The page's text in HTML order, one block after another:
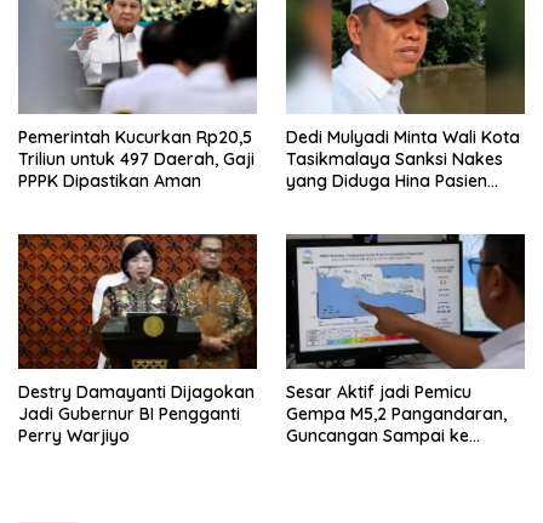
Pemerintah Kucurkan Rp20,5
Triliun untuk 497 Daerah, Gaji
PPPK Dipastikan Aman
Dedi Mulyadi Minta Wali Kota
Tasikmalaya Sanksi Nakes
yang Diduga Hina Pasien
Destry Damayanti Dijagokan
Jadi Gubernur BI Pengganti
Perry Warjiyo
Sesar Aktif jadi Pemicu
Gempa M5,2 Pangandaran,
Guncangan Sampai ke